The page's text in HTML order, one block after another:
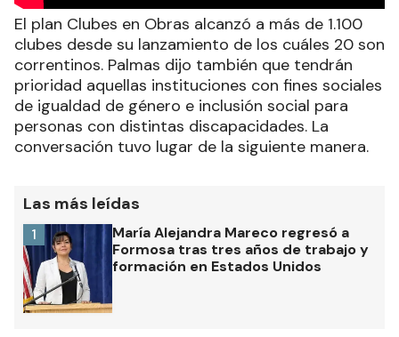
El plan Clubes en Obras alcanzó a más de 1.100
clubes desde su lanzamiento de los cuáles 20 son
correntinos. Palmas dijo también que tendrán
prioridad aquellas instituciones con fines sociales
de igualdad de género e inclusión social para
personas con distintas discapacidades. La
conversación tuvo lugar de la siguiente manera.
Las más leídas
María Alejandra Mareco regresó a
Formosa tras tres años de trabajo y
formación en Estados Unidos
1